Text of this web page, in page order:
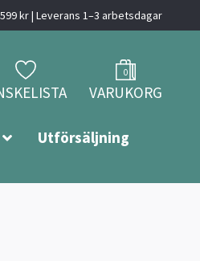
kr | Leverans 1–3 arbetsdagar
0
VARUKORG
Utförsäljning